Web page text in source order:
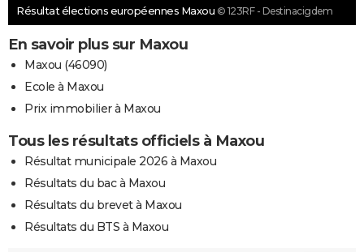
Résultat élections européennes Maxou © 123RF - Destinacigdem
En savoir plus sur Maxou
Maxou (46090)
Ecole à Maxou
Prix immobilier à Maxou
Tous les résultats officiels à Maxou
Résultat municipale 2026 à Maxou
Résultats du bac à Maxou
Résultats du brevet à Maxou
Résultats du BTS à Maxou